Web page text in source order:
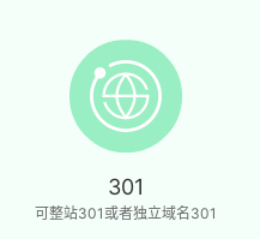
301
可整站301或者独立域名301